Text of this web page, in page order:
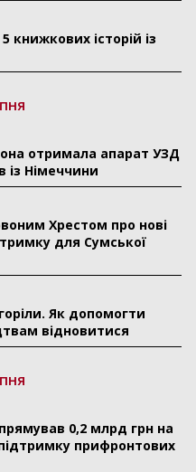
книжкових історій із
отримала апарат УЗД
із Німеччини
Хрестом про нові
для Сумської
Як допомогти
відновитися
0,2 млрд грн на
прифронтових